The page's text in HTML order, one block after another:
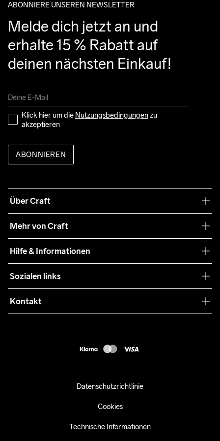
ABONNIERE UNSEREN NEWSLETTER
Melde dich jetzt an und
erhalte 15 % Rabatt auf
deinen nächsten Einkauf!
Klick hier um die Nutzungsbedingungen zu
akzeptieren
ABONNIEREN
Über Craft
Nachhaltigkeit
Mehr von Craft
Teamwear
Zusammenarbeit
Press
Hilfe & Informationen
Retouren
Kundendienst
Sozialen links
Kontakt
Datenschutzrichtlinie
Cookies
Technische Informationen